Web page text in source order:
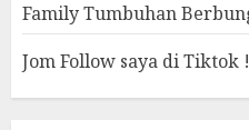
Family Tumbuhan
Jom Follow saya di Tiktok